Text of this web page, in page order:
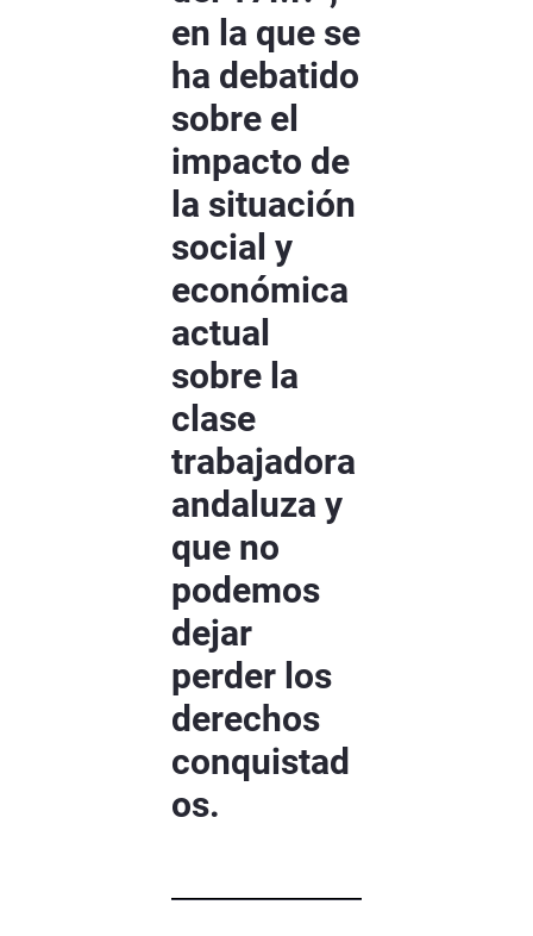
en la que se
ha debatido
sobre el
impacto de
la situación
social y
económica
actual
sobre la
clase
trabajadora
andaluza y
que no
podemos
dejar
perder los
derechos
conquistad
os.